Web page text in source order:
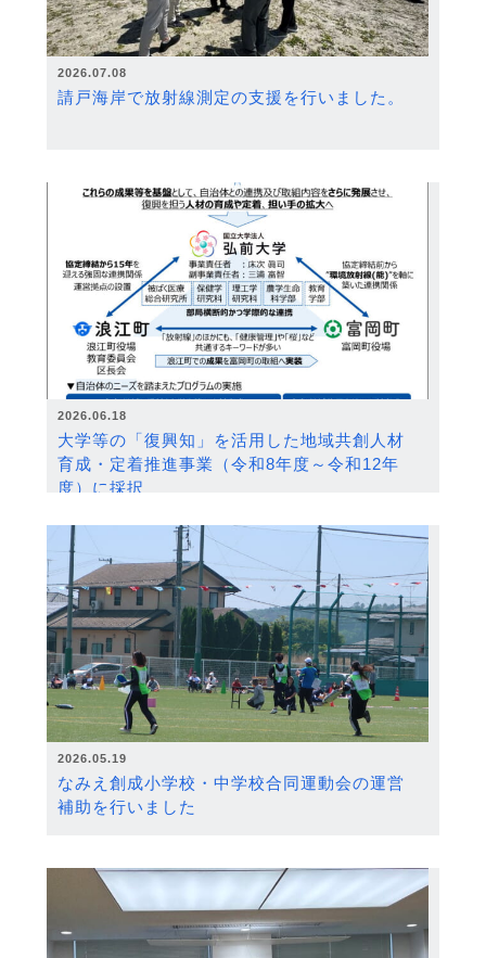
2026.07.08
請戸海岸で放射線測定の支援を行いました。
2026.06.18
大学等の「復興知」を活用した地域共創人材
育成・定着推進事業（令和8年度～令和12年
度）に採択
2026.05.19
なみえ創成小学校・中学校合同運動会の運営
補助を行いました